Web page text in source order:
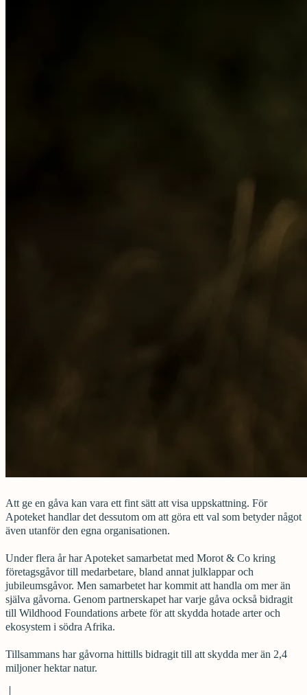
Att ge en gåva kan vara ett fint sätt att visa uppskattning. För
Apoteket handlar det dessutom om att göra ett val som betyder något
även utanför den egna organisationen.
Under flera år har Apoteket samarbetat med Morot & Co kring
företagsgåvor till medarbetare, bland annat julklappar och
jubileumsgåvor. Men samarbetet har kommit att handla om mer än
själva gåvorna. Genom partnerskapet har varje gåva också bidragit
till Wildhood Foundations arbete för att skydda hotade arter och
ekosystem i södra Afrika.
Tillsammans har gåvorna hittills bidragit till att skydda mer än 2,4
miljoner hektar natur.